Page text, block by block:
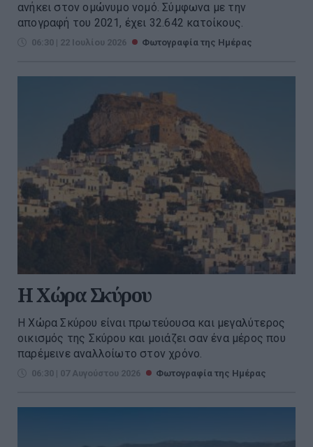
ανήκει στον ομώνυμο νομό. Σύμφωνα με την
απογραφή του 2021, έχει 32.642 κατοίκους.
06:30 | 22 Ιουλίου 2026 Φωτογραφία της Ημέρας
Η Χώρα Σκύρου
Η Χώρα Σκύρου είναι πρωτεύουσα και μεγαλύτερος
οικισμός της Σκύρου και μοιάζει σαν ένα μέρος που
παρέμεινε αναλλοίωτο στον χρόνο.
06:30 | 07 Αυγούστου 2026 Φωτογραφία της Ημέρας